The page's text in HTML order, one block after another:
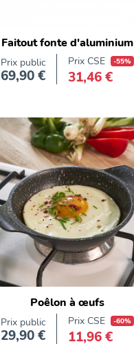
Faitout fonte d'aluminium
Prix public
Prix
69,90 €
Prix CSE -55%
31,46 €
Poêlon à œufs
Prix public
Prix
29,90 €
Prix CSE -60%
11,96 €